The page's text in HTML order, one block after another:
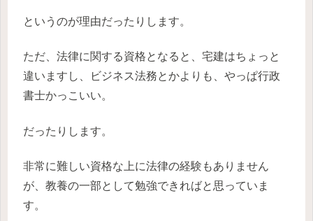
というのが理由だったりします。
ただ、法律に関する資格となると、宅建はちょっと
違いますし、ビジネス法務とかよりも、やっぱ行政
書士かっこいい。
だったりします。
非常に難しい資格な上に法律の経験もありません
が、教養の一部として勉強できればと思っていま
す。